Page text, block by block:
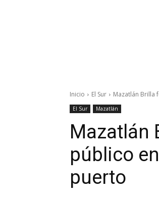
Inicio El Sur Mazatlán Brilla
El Sur Mazatlán
Mazatlán
público
puerto